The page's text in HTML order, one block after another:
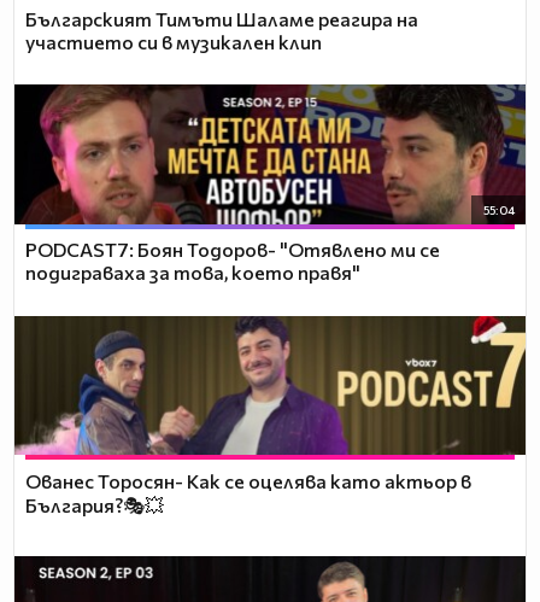
Българският Тимъти Шаламе реагира на
участието си в музикален клип
55:04
PODCAST7: ‪Боян Тодоров- "Отявлено ми се
подиграваха за това, което правя"
Ованес Торосян- Как се оцелява като актьор в
България?🎭💥